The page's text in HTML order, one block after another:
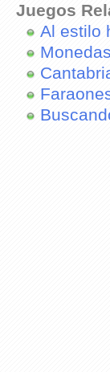
Juegos
Al estilo